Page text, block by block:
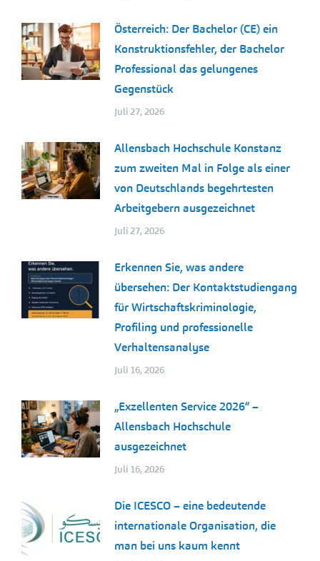
Österreich: Der Bachelor (CE) ein
Konstruktionsfehler, der Bachelor
Professional das gelungenes
Gegenstück
Juli 27, 2026
Allensbach Hochschule Konstanz
zum zweiten Mal in Folge als einer
von Deutschlands begehrtesten
Arbeitgebern ausgezeichnet
Juli 27, 2026
Erkennen Sie, was andere
übersehen: Der Kontaktstudiengang
für Wirtschaftskriminologie,
Profiling und professionelle
Verhaltensanalyse
Juli 16, 2026
„Exzellenten Service 2026“ –
Allensbach Hochschule
ausgezeichnet
Juli 16, 2026
Die ICESCO – eine bedeutende
internationale Organisation, die
man bei uns kaum kennt